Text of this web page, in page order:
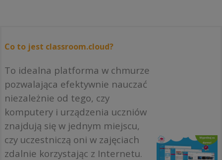
Co to jest classroom.cloud?
To idealna platforma w chmurze
pozwalająca efektywnie nauczać
niezależnie od tego, czy
komputery i urządzenia uczniów
znajdują się w jednym miejscu,
czy uczestniczą oni w zajęciach
zdalnie korzystając z Internetu.